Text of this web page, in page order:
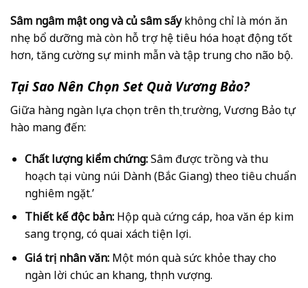
Sâm ngâm mật ong và củ sâm sấykhông chỉ là món ăn
nhẹ bổ dưỡng mà còn hỗ trợ hệ tiêu hóa hoạt động tốt
hơn, tăng cường sự minh mẫn và tập trung cho não bộ.
Tại Sao Nên Chọn Set Quà Vương Bảo?
Giữa hàng ngàn lựa chọn trên thị trường, Vương Bảo tự
hào mang đến:
Chất lượng kiểm chứng:Sâm được trồng và thu
hoạch tại vùng núi Dành (Bắc Giang) theo tiêu chuẩn
nghiêm ngặt.’
Thiết kế độc bản:Hộp quà cứng cáp, hoa văn ép kim
sang trọng, có quai xách tiện lợi.
Giá trị nhân văn:Một món quà sức khỏe thay cho
ngàn lời chúc an khang, thịnh vượng.